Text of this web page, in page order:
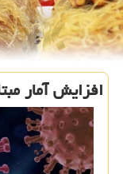
افزایش آمار